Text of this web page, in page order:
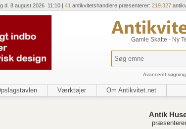
d. 8 august 2026 11:10 | 41 antikvitetshandlere præsenterer: 219.327
Gamle Skatte - Ny
Avanceret søgning
Værktøjer Om Antikvitet.net
Antik
præsenterer